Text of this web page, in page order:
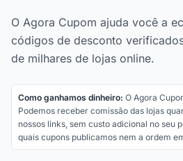
O Agora Cupom ajuda você a
códigos de desconto
de milhares de lojas online.
Como ganhamos dinheiro: O Agora
Podemos receber comissão das lojas
nossos links, sem custo adicional no seu
quais cupons publicamos nem a ordem